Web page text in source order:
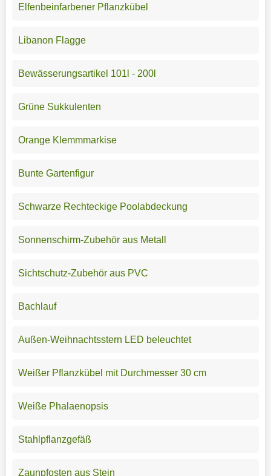
Elfenbeinfarbener Pflanzkübel
Libanon Flagge
Bewässerungsartikel 101l - 200l
Grüne Sukkulenten
Orange Klemmmarkise
Bunte Gartenfigur
Schwarze Rechteckige Poolabdeckung
Sonnenschirm-Zubehör aus Metall
Sichtschutz-Zubehör aus PVC
Bachlauf
Außen-Weihnachtsstern LED beleuchtet
Weißer Pflanzkübel mit Durchmesser 30 cm
Weiße Phalaenopsis
Stahlpflanzgefäß
Zaunpfosten aus Stein